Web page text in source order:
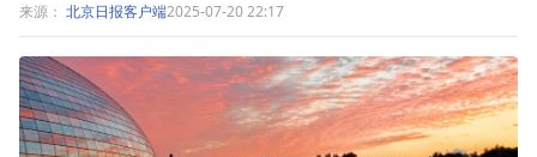
来源： 北京日报客户端2025-07-20 22:17